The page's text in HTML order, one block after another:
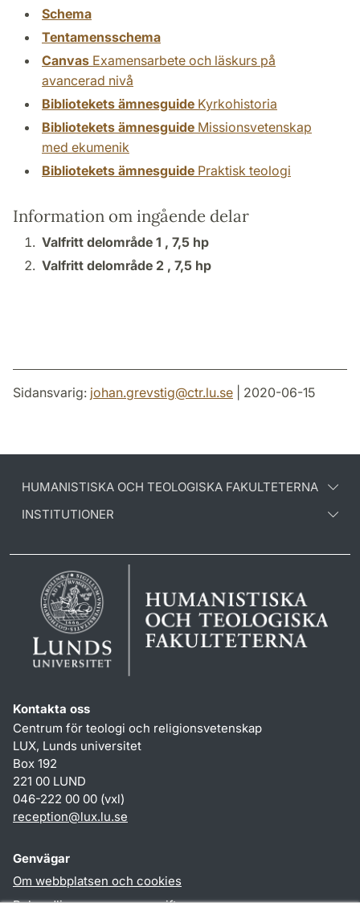
Schema
Tentamensschema
Canvas Examensarbete och läskurs på
avancerad nivå
Bibliotekets ämnesguide Kyrkohistoria
Bibliotekets ämnesguide Missionsvetenskap
med ekumenik
Bibliotekets ämnesguide Praktisk teologi
Information om ingående delar
Valfritt delområde 1 , 7,5 hp
Valfritt delområde 2 , 7,5 hp
Sidansvarig: johan.grevstig@ctr.lu.se | 2020-06-15
HUMANISTISKA OCH TEOLOGISKA FAKULTETERNA
INSTITUTIONER
Kontakta oss
Centrum för teologi och religionsvetenskap
LUX, Lunds universitet
Box 192
221 00 LUND
046-222 00 00 (vxl)
reception@lux.lu.se
Genvägar
Om webbplatsen och cookies